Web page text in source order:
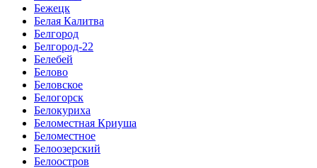
Бежецк
Белая Калитва
Белгород
Белгород-22
Белебей
Белово
Беловское
Белогорск
Белокуриха
Беломестная Криуша
Беломестное
Белоозерский
Белоостров